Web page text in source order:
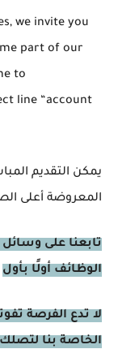
we invite you
part of our
to
line “account
يمكن التقديم
المعروضة أعلى
تابعنا على
الوظائف أولًا بأول
لا تدع الفرصة
الخاصة بنا